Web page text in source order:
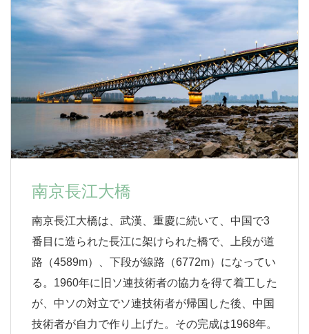
南京長江大橋
南京長江大橋は、武漢、重慶に続いて、中国で3
番目に造られた長江に架けられた橋で、上段が道
路（4589m）、下段が線路（6772m）になってい
る。1960年に旧ソ連技術者の協力を得て着工した
が、中ソの対立でソ連技術者が帰国した後、中国
技術者が自力で作り上げた。その完成は1968年。